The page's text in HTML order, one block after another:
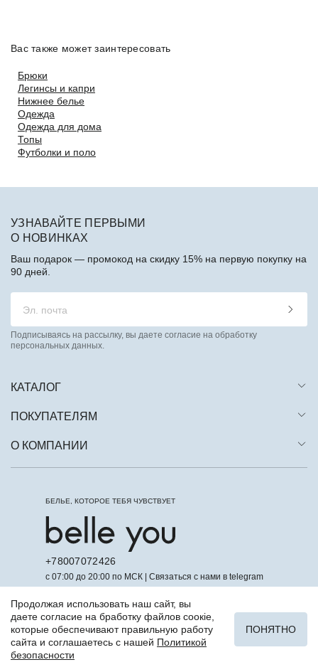
Вас также может заинтересовать
Брюки
Легинсы и капри
Нижнее белье
Одежда
Одежда для дома
Топы
Футболки и поло
КАТАЛОГ
ПОКУПАТЕЛЯМ
О КОМПАНИИ
УЗНАВАЙТЕ ПЕРВЫМИ
О НОВИНКАХ
Ваш подарок — промокод на скидку 15% на первую покупку на
90 дней.
Подписываясь на рассылку, вы даете согласие на обработку
персональных данных.
БЕЛЬЕ, КОТОРОЕ ТЕБЯ ЧУВСТВУЕТ
+78007072426
с 07:00 до 20:00 по МСК | Связаться с нами в telegram
Продолжая использовать наш сайт, вы
даете согласие на бработку файлов соокіе,
которые обеспечивают правильную работу
сайта и соглашаетесь с нашей Политикой
безопасности
ПОНЯТНО